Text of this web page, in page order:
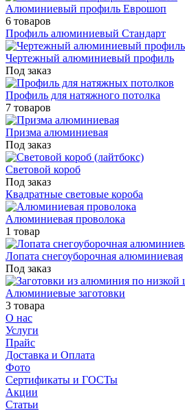
Алюминиевый профиль Еврошоп
6 товаров
Профиль алюминиевый Стандарт
Чертежный алюминиевый профиль
Под заказ
Профиль для натяжного потолка
7 товаров
Призма алюминиевая
Под заказ
Световой короб
Под заказ
Квадратные световые короба
Алюминиевая проволока
1 товар
Лопата снегоуборочная алюминиевая
Под заказ
Алюминиевые заготовки
3 товара
О нас
Услуги
Прайс
Доставка и Оплата
Фото
Сертификаты и ГОСТы
Акции
Статьи